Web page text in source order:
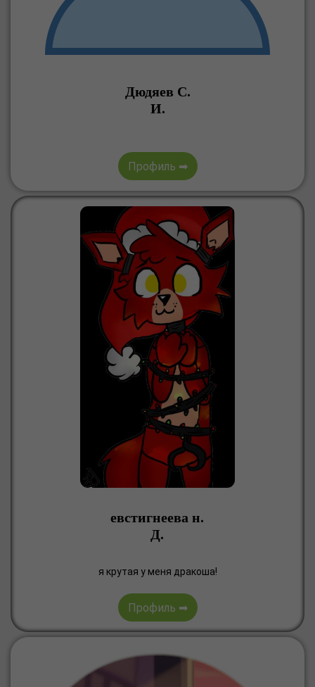
Дюдяев С.
И.
Профиль ➡
евстигнеева н.
Д.
я крутая у меня дракоша!
Профиль ➡